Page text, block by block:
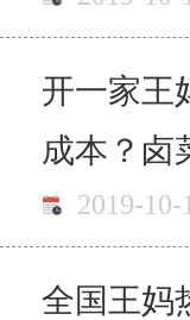
开一家王
成本？卤
是它2019-10-
全国王妈